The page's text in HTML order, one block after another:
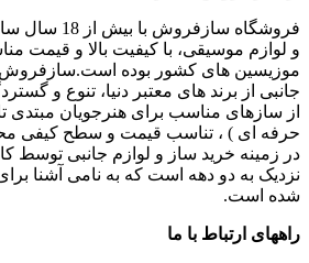
فروشگاه
و لوازم موسیقی، با کیفیت بالا و قیمت
موزیسین های کشور بوده است.سازفروش
جانبی از برند های معتبر دنیا، تنوع و
از سازهای مناسب برای هنرجویان مبتدی تا
حرفه ای ) ، تناسب قیمت و سطح کیفی
در زمینه خرید ساز و لوازم جانبی
نزدیک به دو دهه است که به نامی آشنا
شده است.
راههای ارتباط با ما